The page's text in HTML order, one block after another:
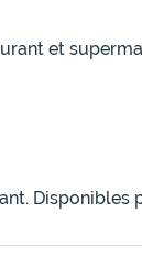
et
Disponibles